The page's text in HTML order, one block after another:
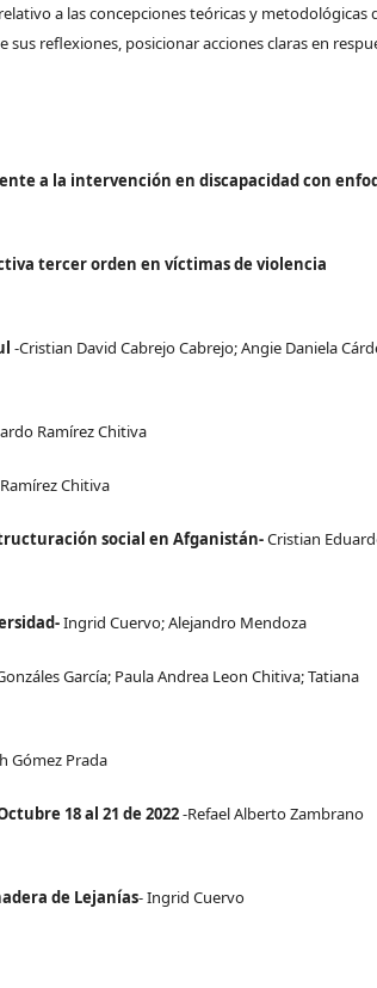
a las concepciones teóricas y metodológicas
reflexiones, posicionar acciones claras en
a la intervención en discapacidad con
tercer orden en víctimas de violencia
-Cristian David Cabrejo Cabrejo; Angie Daniela
Ramírez Chitiva
Chitiva
social en Afganistán-Cristian
Ingrid Cuervo; Alejandro Mendoza
García; Paula Andrea Leon Chitiva; Tatiana
Gómez Prada
18 al 21 de 2022-Refael Alberto Zambrano
de Lejanías- Ingrid Cuervo